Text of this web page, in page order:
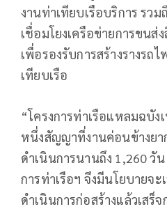
งานท่าเทียบเรือบริการ รวม
เชื่อมโยงเครือข่ายการขนส่
เพื่อรองรับการสร้างรางรถ
เทียบเรือ
“โครงการท่าเรือแหลมฉบั
หนึ่งสัญญาที่งานค่อนข้างยา
ดำเนินการนานถึง 1,260 วั
การท่าเรือฯ จึงมีนโยบายจะ
ดำเนินการก่อสร้างแล้วเส